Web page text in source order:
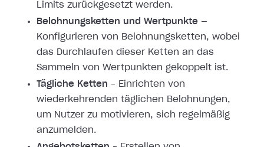
Limits zurückgesetzt werden.
Belohnungsketten und Wertpunkte —
Konfigurieren von Belohnungsketten, wobei
das Durchlaufen dieser Ketten an das
Sammeln von Wertpunkten gekoppelt ist.
Tägliche Ketten – Einrichten von
wiederkehrenden täglichen Belohnungen,
um Nutzer zu motivieren, sich regelmäßig
anzumelden.